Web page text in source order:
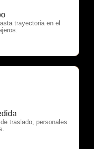
trayectoria en el
traslado; personales